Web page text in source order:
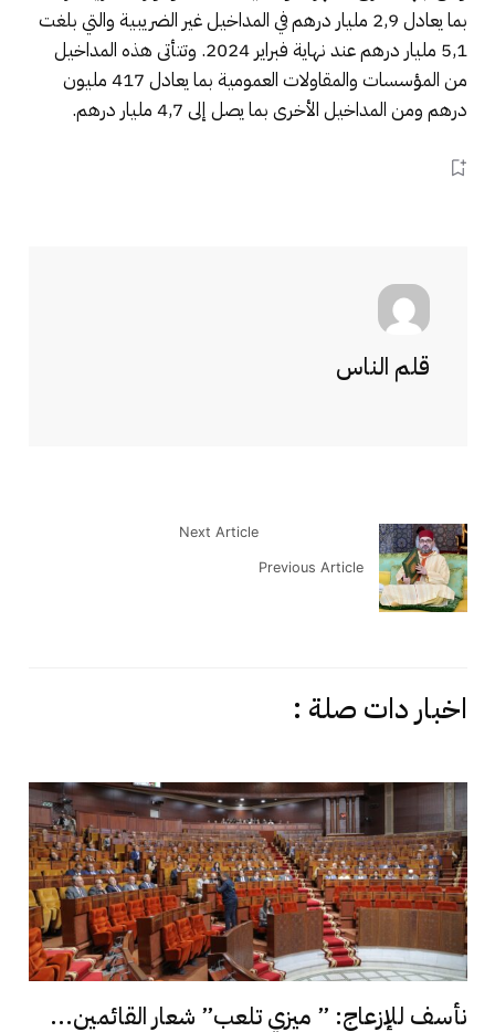
بما يعادل 2,9 مليار درهم في المداخيل غير الضريبية والتي بلغت
5,1 مليار درهم عند نهاية فبراير 2024. وتتأتى هذه المداخيل
من المؤسسات والمقاولات العمومية بما يعادل 417 مليون
درهم ومن المداخيل الأخرى بما يصل إلى 4,7 مليار درهم.
قلم الناس
Previous Article
Next Article
اخبار دات صلة :
نأسف للإزعاج: ” ميزي تلعب” شعار القائمين...